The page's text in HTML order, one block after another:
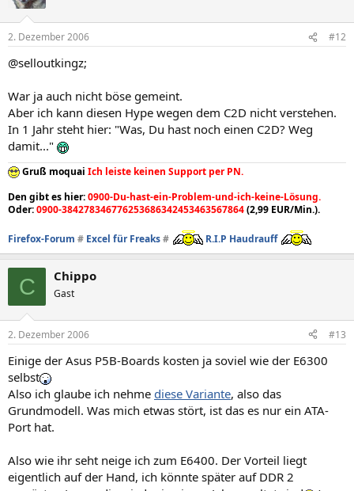
2. Dezember 2006 #12
@selloutkingz;
War ja auch nicht böse gemeint.
Aber ich kann diesen Hype wegen dem C2D nicht verstehen.
In 1 Jahr steht hier: "Was, Du hast noch einen C2D? Weg
damit..."
Gruß moquai Ich leiste keinen Support per PN.
Den gibt es hier:0900-Du-hast-ein-Problem-und-ich-keine-Lösung.
Oder:0900-384278346776253686342453463567864(2,99 EUR/Min.).
Firefox-Forum # Excel für Freaks# R.I.P Haudrauff
C Chippo
Gast
2. Dezember 2006 #13
Einige der Asus P5B-Boards kosten ja soviel wie der E6300
selbst
Also ich glaube ich nehme diese Variante, also das
Grundmodell. Was mich etwas stört, ist das es nur ein ATA-
Port hat.
Also wie ihr seht neige ich zum E6400. Der Vorteil liegt
eigentlich auf der Hand, ich könnte später auf DDR 2